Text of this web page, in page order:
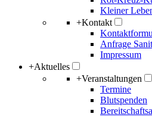
Kleiner
+Kontakt
Anfrage
Impressum
+Aktuelles
+Veranstaltungen
Termine
Blutspenden